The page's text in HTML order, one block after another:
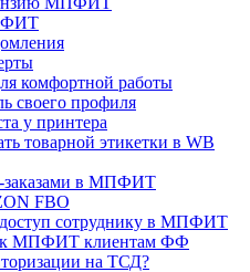
комфортной работы
своего профиля
у принтера
товарной этикетки в WB
заказами в МПФИТ
FBO
доступ сотруднику в МПФИТ
к МПФИТ клиентам ФФ
на ТСД?